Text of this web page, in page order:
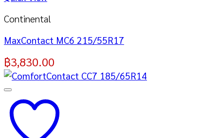
Continental
MaxContact MC6 215/55R17
฿3,830.00